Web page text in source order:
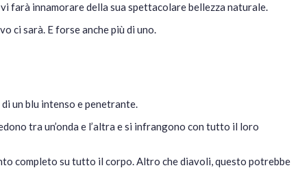
farà innamorare della sua spettacolare bellezza naturale.
ci sarà. E forse anche più di uno.
un blu intenso e penetrante.
tra un’onda e l’altra e si infrangono con tutto il loro
completo su tutto il corpo. Altro che diavoli, questo potrebbe